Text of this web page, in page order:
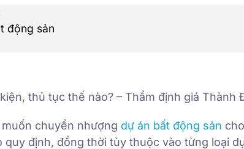
động sản
thủ tục thế nào? – Thẩm định giá Thành
muốn chuyển nhượng dự án bất động sản
định, đồng thời tùy thuộc vào từng loại